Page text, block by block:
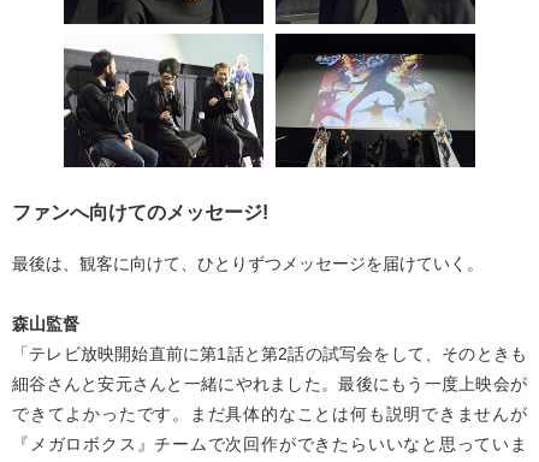
ファンへ向けてのメッセージ!
最後は、観客に向けて、ひとりずつメッセージを届けていく。
森山監督
「テレビ放映開始直前に第1話と第2話の試写会をして、そのときも
細谷さんと安元さんと一緒にやれました。最後にもう一度上映会が
できてよかったです。まだ具体的なことは何も説明できませんが
『メガロボクス』チームで次回作ができたらいいなと思っていま